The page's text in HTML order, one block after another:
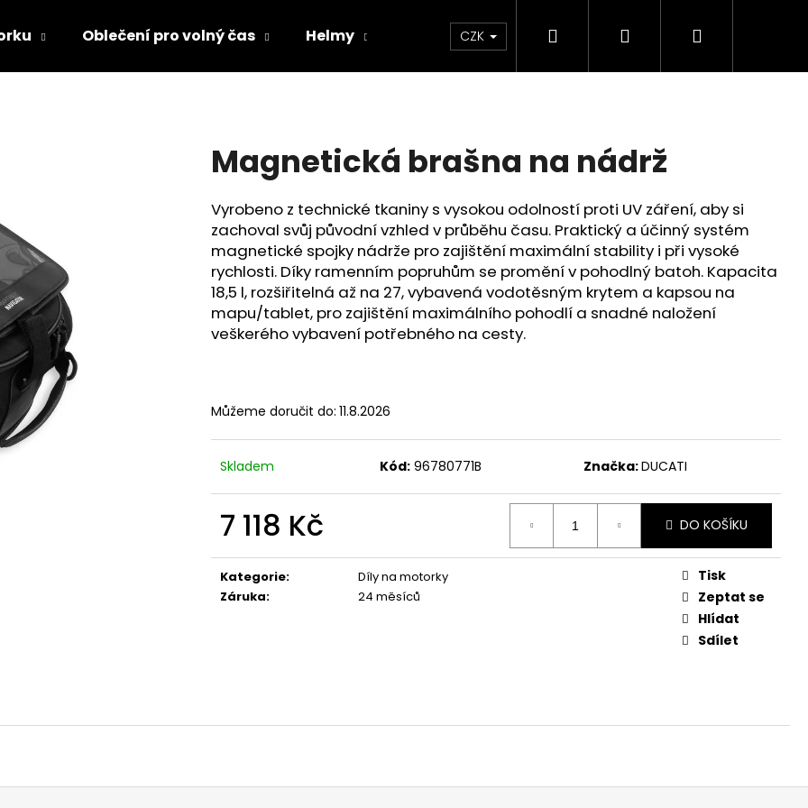
Oblečení pro volný čas Helmy Chrániče Díly Doplňky a předměty
CZK Hledat PřihlášeníNákupní
Magnetická brašna na nádrž
Vyrobeno z technické tkaniny s vysokou odolností proti UV záření, aby si
zachoval svůj původní vzhled v průběhu času. Praktický a účinný systém
magnetické spojky nádrže pro zajištění maximální stability i při vysoké
rychlosti. Díky ramenním popruhům se promění v pohodlný batoh. Kapacita
18,5 l, rozšiřitelná až na 27, vybavená vodotěsným krytem a kapsou na
mapu/tablet, pro zajištění maximálního pohodlí a snadné naložení
veškerého vybavení potřebného na cesty.
Můžeme doručit do: 11.8.2026
Skladem Kód: 96780771B Značka:DUCATI
7 118 Kč
cena:
DO KOŠÍKU
Kategorie:
Díly na motorky
Záruka: 24 měsíců
Tisk
Zeptat se
Hlídat
Sdílet
HLEDAT
TRIČKO DC SPEED BÍLO-ČERNÉ
1 044 Kč
1 029 Kč